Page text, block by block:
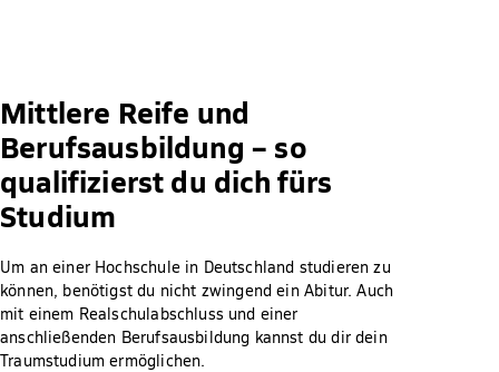
Mittlere Reife und
Berufsausbildung – so
qualifizierst du dich fürs
Studium
Um an einer Hochschule in Deutschland studieren zu
können, benötigst du nicht zwingend ein Abitur. Auch
mit einem Realschulabschluss und einer
anschließenden Berufsausbildung kannst du dir dein
Traumstudium ermöglichen.